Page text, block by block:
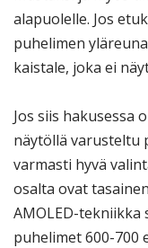
alapuolelle. Jos
puhelimen
kaistale, joka ei
Jos siis hakusessa
näytöllä varusteltu
varmasti hyvä
osalta ovat
AMOLED-
puhelimet 600-700